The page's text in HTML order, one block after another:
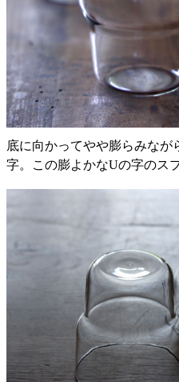
底に向かってやや膨らみな
字。この膨よかなUの字のス